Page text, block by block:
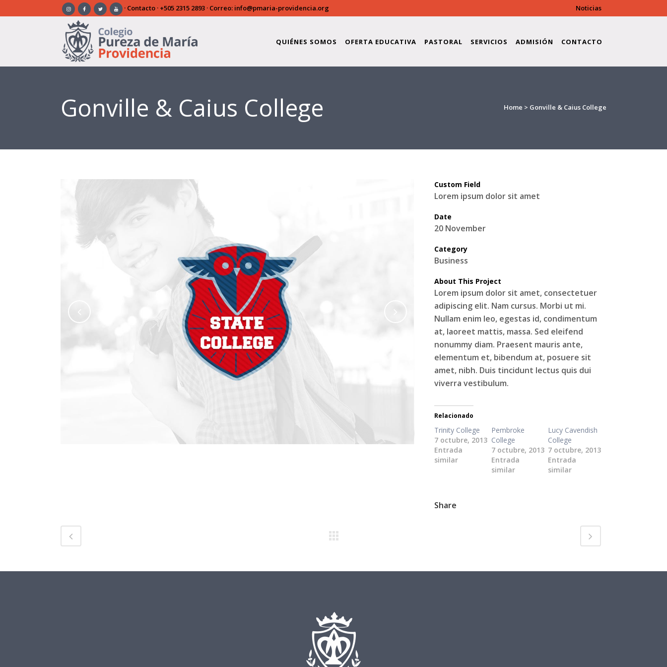
· Contacto · +505 2315 2893 · Correo: info@pmaria-providencia.org Noticias
QUIÉNES SOMOS OFERTA EDUCATIVA PASTORAL SERVICIOS ADMISIÓN CONTACTO
Gonville & Caius College Home > Gonville & Caius College
Custom Field
Lorem ipsum dolor sit amet
Date
20 November
Category
Business
About This Project
Lorem ipsum dolor sit amet, consectetuer
adipiscing elit. Nam cursus. Morbi ut mi.
Nullam enim leo, egestas id, condimentum
at, laoreet mattis, massa. Sed eleifend
nonummy diam. Praesent mauris ante,
elementum et, bibendum at, posuere sit
amet, nibh. Duis tincidunt lectus quis dui
viverra vestibulum.
Relacionado
Trinity College
7 octubre, 2013
Entrada
similar
Pembroke
College
7 octubre, 2013
Entrada
similar
Lucy Cavendish
College
7 octubre, 2013
Entrada
similar
Share